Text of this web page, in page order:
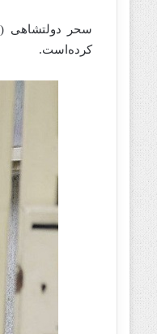
کرده‌است.